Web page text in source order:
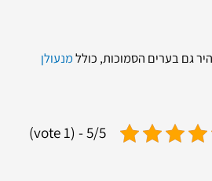
גם בערים הסמוכות, כוללמנעולן
5/5 - (1 vote)